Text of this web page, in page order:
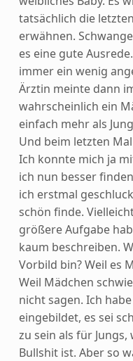
tatsächlich die
erwähnen.
es eine gute
immer ein wenig
Ärztin meinte dann
wahrscheinlich ein
einfach mehr als
Und beim letzten
Ich konnte mich ja
ich nun besser
ich erstmal
schön finde.
größere Aufgabe
kaum beschreiben.
Vorbild bin? Weil es
Weil Mädchen
nicht sagen. Ich
eingebildet, es sei
zu sein als für
Bullshit ist. Aber so